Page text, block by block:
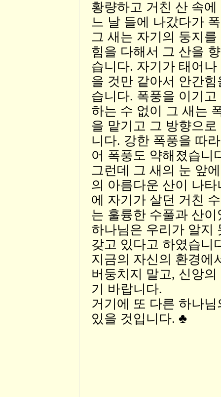
황량하고 거친 산 속
느 날 들에 나갔다가
그 새는 자기의 둥지
힘을 다해서 그 산을
습니다. 자기가 태어
을 것만 같아서 안간
습니다. 폭풍을 이기
하는 수 없이 그 새는
을 맡기고 그 방향으
니다. 강한 폭풍을 따
어 폭풍도 약해졌습니
그런데 그 새의 눈 앞
의 아름다운 산이 나
에 자기가 살던 거친
는 훌륭한 수풀과 산
하나님은 우리가 알지
갖고 있다고 하였습니
지금의 자신의 환경에
버둥치지 말고, 신앙
기 바랍니다.
거기에 또 다른 하나
있을 것입니다. ♣